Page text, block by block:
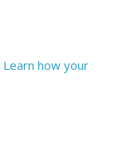
Learn how your